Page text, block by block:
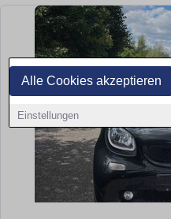
Alle Cookies akzeptieren
Einstellungen